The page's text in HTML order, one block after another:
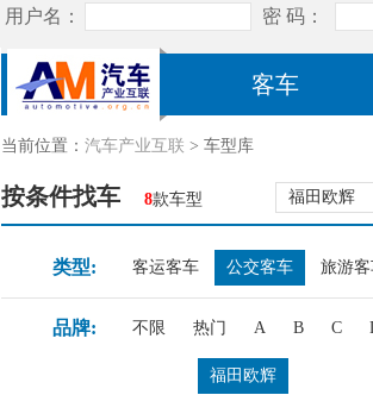
客车
当前位置： 汽车产业互联 > 车型库
按条件找车 8款车型 福田欧辉
类型: 客运客车 公交客车 旅游
品牌: 不限 热门 A B C
福田欧辉